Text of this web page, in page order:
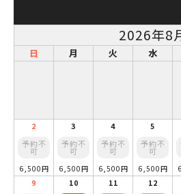
2026年8
日 月 火 水
2
予約不
可
6,500円
3
予約不
可
6,500円
4
予約不
可
6,500円
5
予約不
可
6,500円
9
10 11 12